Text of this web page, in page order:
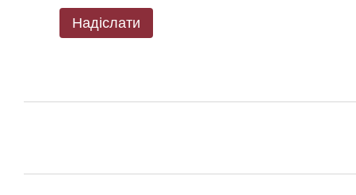
Надіслати